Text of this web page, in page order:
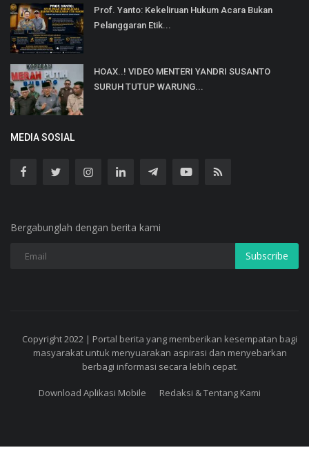
Prof. Yanto: Kekeliruan Hukum Acara Bukan
Pelanggaran Etik...
HOAX..! VIDEO MENTERI YANDRI SUSANTO
SURUH TUTUP WARUNG...
MEDIA SOSIAL
Bergabunglah dengan berita kami
Subscribe
Copyright 2022 | Portal berita yang memberikan kesempatan bagi
masyarakat untuk menyuarakan aspirasi dan menyebarkan
berbagi informasi secara lebih cepat.
Download Aplikasi Mobile Redaksi & Tentang Kami